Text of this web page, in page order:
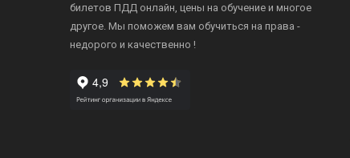
билетов ПДД онлайн, цены на обучение и многое
другое. Мы поможем вам обучиться на права -
недорого и качественно !